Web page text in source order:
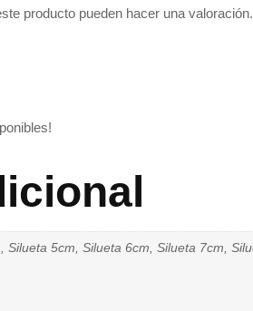
producto pueden hacer una valoración.
Silueta 5cm, Silueta 6cm, Silueta 7cm,